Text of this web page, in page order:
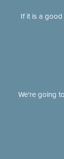
If it is a
We're going